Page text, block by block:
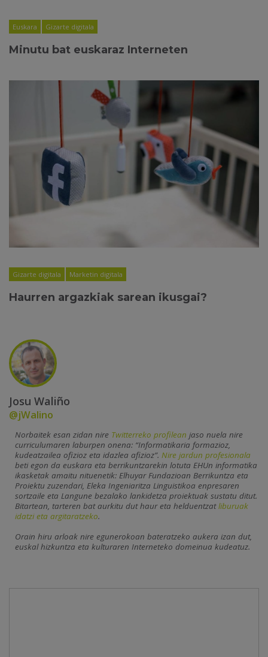
Euskara Gizarte digitala
Minutu bat euskaraz Interneten
Gizarte digitala Marketin digitala
Haurren argazkiak sarean ikusgai?
Josu Waliño
@jWalino
Norbaitek esan zidan nire Twitterreko profilean jaso nuela nire
curriculumaren laburpen onena: “Informatikaria formazioz,
kudeatzailea ofizioz eta idazlea afizioz”. Nire jardun profesionala
beti egon da euskara eta berrikuntzarekin lotuta EHUn informatika
ikasketak amaitu nituenetik: Elhuyar Fundazioan Berrikuntza eta
Proiektu zuzendari, Eleka Ingeniaritza Linguistikoa enpresaren
sortzaile eta Langune bezalako lankidetza proiektuak sustatu ditut.
Bitartean, tarteren bat aurkitu dut haur eta helduentzatliburuak
idatzi eta argitaratzeko.
Orain hiru arloak nire egunerokoan bateratzeko aukera izan dut,
euskal hizkuntza eta kulturaren Interneteko domeinua kudeatuz.